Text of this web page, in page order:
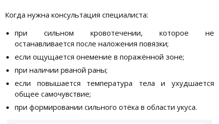
Когда нужна консультация специалиста:
при сильном кровотечении, которое не
останавливается после наложения повязки;
если ощущается онемение в поражённой зоне;
при наличии рваной раны;
если повышается температура тела и ухудшается
общее самочувствие;
при формировании сильного отёка в области укуса.